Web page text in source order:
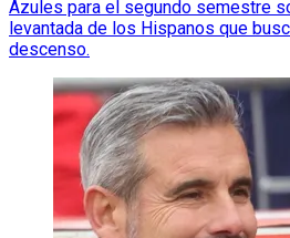
Azules para el segundo semestre
levantada de los Hispanos que
descenso.